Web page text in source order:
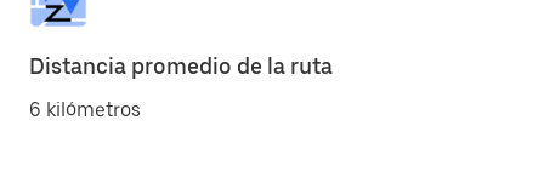
Distancia promedio de la ruta
6 kilómetros